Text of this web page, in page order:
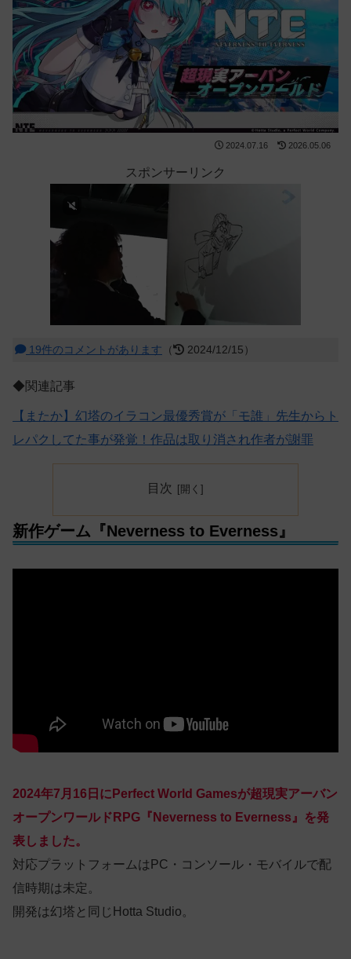
2024.07.16 2026.05.06
スポンサーリンク
19件のコメントがあります （ 2024/12/15）
◆関連記事
【またか】幻塔のイラコン最優秀賞が「モ誰」先生からト
レパクしてた事が発覚！作品は取り消され作者が謝罪
目次
新作ゲーム『Neverness to Everness』
2024年7月16日にPerfect World Gamesが超現実アーバン
オープンワールドRPG『Neverness to Everness』を発
表しました。
対応プラットフォームはPC・コンソール・モバイルで配
信時期は未定。
開発は幻塔と同じHotta Studio。